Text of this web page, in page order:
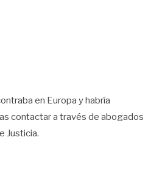
en Europa y habría
contactar a través de abogados
Justicia.